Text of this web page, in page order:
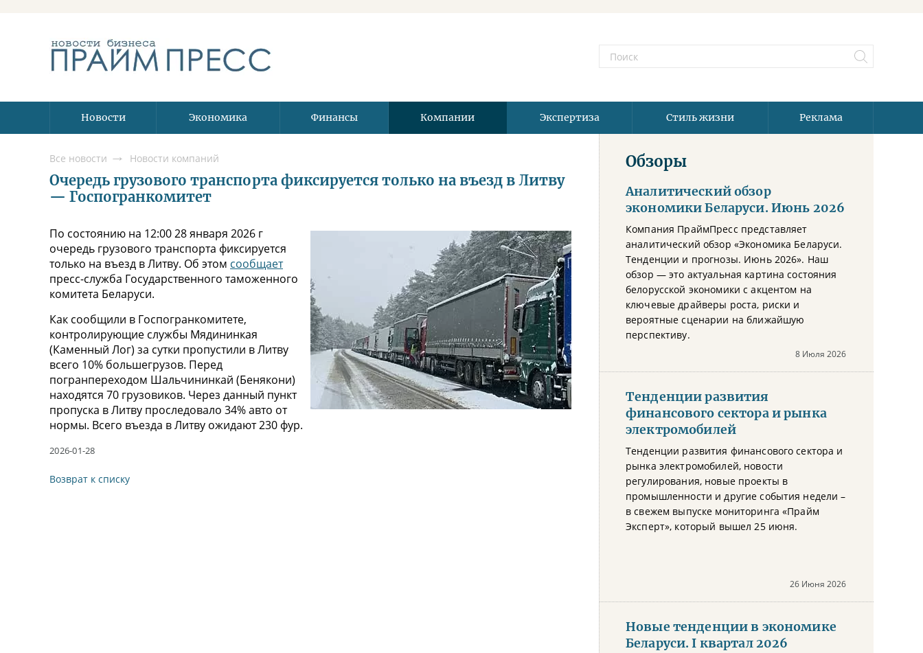
Новости Экономика Финансы Компании Экспертиза Стиль жизни Реклама
Все новости Новости компаний
Очередь грузового транспорта фиксируется только на въезд в Литву
— Госпогранкомитет
По состоянию на 12:00 28 января 2026 г
очередь грузового транспорта фиксируется
только на въезд в Литву. Об этом сообщает
пресс-служба Государственного таможенного
комитета Беларуси.
Как сообщили в Госпогранкомитете,
контролирующие службы Мядининкая
(Каменный Лог) за сутки пропустили в Литву
всего 10% большегрузов. Перед
погранпереходом Шальчининкай (Бенякони)
находятся 70 грузовиков. Через данный пункт
пропуска в Литву проследовало 34% авто от
нормы. Всего въезда в Литву ожидают 230 фур.
2026-01-28
Возврат к списку
Обзоры
Аналитический обзор
экономики Беларуси. Июнь 2026
Компания ПраймПресс представляет
аналитический обзор «Экономика Беларуси.
Тенденции и прогнозы. Июнь 2026». Наш
обзор — это актуальная картина состояния
белорусской экономики с акцентом на
ключевые драйверы роста, риски и
вероятные сценарии на ближайшую
перспективу.
8 Июля 2026
Тенденции развития
финансового сектора и рынка
электромобилей
Тенденции развития финансового сектора и
рынка электромобилей, новости
регулирования, новые проекты в
промышленности и другие события недели –
в свежем выпуске мониторинга «Прайм
Эксперт», который вышел 25 июня.
26 Июня 2026
Новые тенденции в экономике
Беларуси. I квартал 2026